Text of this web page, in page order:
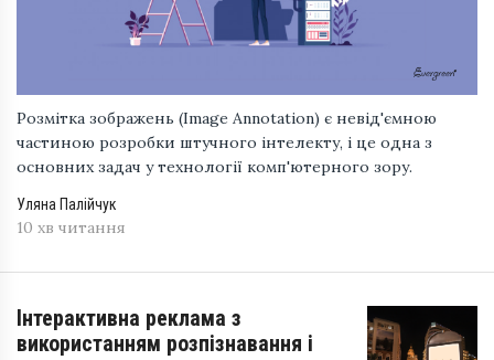
Розмітка зображень (Image Annotation) є невід'ємною
частиною розробки штучного інтелекту, і це одна з
основних задач у технології комп'ютерного зору.
Уляна Палійчук
10 хв читання
Інтерактивна реклама з
використанням розпізнавання і